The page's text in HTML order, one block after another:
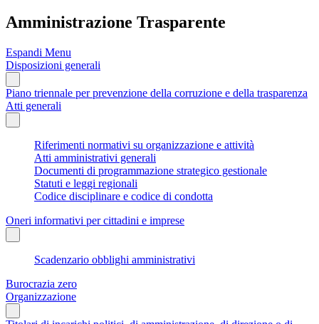
Amministrazione Trasparente
Espandi Menu
Disposizioni generali
Piano triennale per prevenzione della corruzione e della trasparenza
Atti generali
Riferimenti normativi su organizzazione e attività
Atti amministrativi generali
Documenti di programmazione strategico gestionale
Statuti e leggi regionali
Codice disciplinare e codice di condotta
Oneri informativi per cittadini e imprese
Scadenzario obblighi amministrativi
Burocrazia zero
Organizzazione